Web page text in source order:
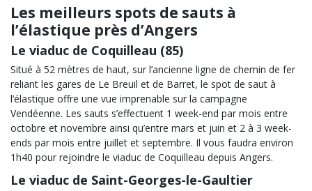
Les meilleurs spots de sauts à
l’élastique près d’Angers
Le viaduc de Coquilleau (85)
Situé à 52 mètres de haut, sur l’ancienne ligne de chemin de fer
reliant les gares de Le Breuil et de Barret, le spot de saut à
l’élastique offre une vue imprenable sur la campagne
Vendéenne. Les sauts s’effectuent 1 week-end par mois entre
octobre et novembre ainsi qu’entre mars et juin et 2 à 3 week-
ends par mois entre juillet et septembre. Il vous faudra environ
1h40 pour rejoindre le viaduc de Coquilleau depuis Angers.
Le viaduc de Saint-Georges-le-Gaultier